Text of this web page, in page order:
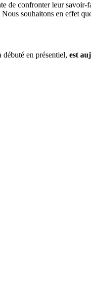
de confronter leur
souhaitons en effet
en présentiel, est